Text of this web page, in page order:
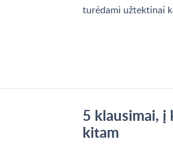
turėdami užtektinai
5 klausimai,
kitam